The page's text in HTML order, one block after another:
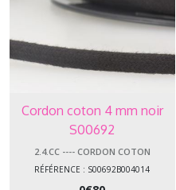
Cordon coton 4 mm noir
S00692
2.4.CC ---- CORDON COTON
RÉFÉRENCE : S00692B004014